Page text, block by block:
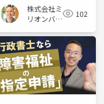
株式会社ミ
リオンバリ
102